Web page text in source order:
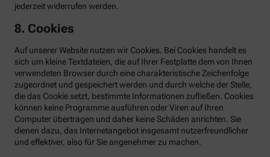
jederzeit widerrufen werden.
8. Cookies
Auf unserer Website nutzen wir Cookies. Bei Cookies handelt es
sich um kleine Textdateien, die auf Ihrer Festplatte dem von Ihnen
verwendeten Browser durch eine charakteristische Zeichenfolge
zugeordnet und gespeichert werden und durch welche der Stelle,
die das Cookie setzt, bestimmte Informationen zufließen. Cookies
können keine Programme ausführen oder Viren auf Ihren
Computer übertragen und daher keine Schäden anrichten. Sie
dienen dazu, das Internetangebot insgesamt nutzerfreundlicher
und effektiver, also für Sie angenehmer zu machen.